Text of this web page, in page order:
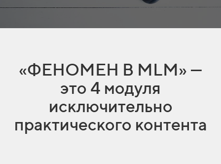
«ФЕНОМЕН В MLM» —
это 4 модуля
исключительно
практического контента